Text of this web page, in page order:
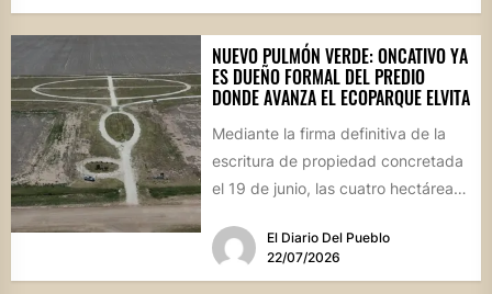
NUEVO PULMÓN VERDE: ONCATIVO YA
ES DUEÑO FORMAL DEL PREDIO
DONDE AVANZA EL ECOPARQUE ELVITA
Mediante la firma definitiva de la
escritura de propiedad concretada
el 19 de junio, las cuatro hectáreas
El Diario Del Pueblo
22/07/2026